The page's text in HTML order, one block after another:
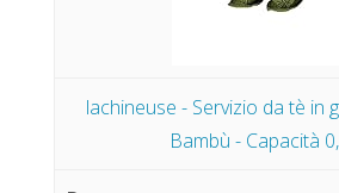
lachineuse - Servizio da tè in
Bambù - Capacità